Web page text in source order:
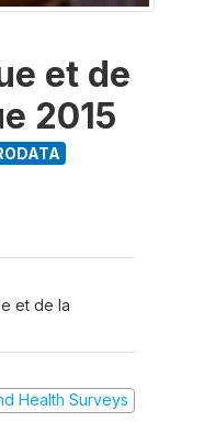
et de
2015
et de la
Health Surveys